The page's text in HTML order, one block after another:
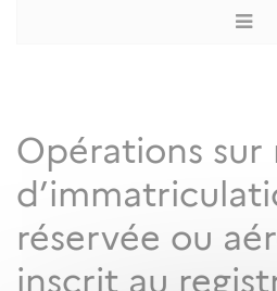
Opérations sur
réservée ou
inscrit au